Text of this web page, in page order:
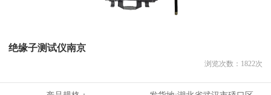
绝缘子测试仪南京
浏览次数： 1822次